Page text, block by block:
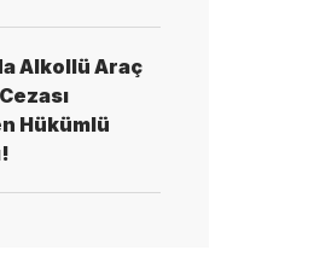
Alkollü Araç
Hükümlü